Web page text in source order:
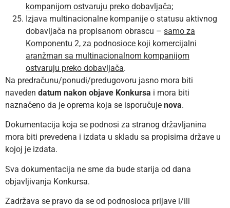
kompanijom ostvaruju preko dobavljača;
Izjava multinacionalne kompanije o statusu aktivnog
dobavljača na propisanom obrascu – samo za
Komponentu 2, za podnosioce koji komercijalni
aranžman sa multinacionalnom kompanijom
ostvaruju preko dobavljača.
Na predračunu/ponudi/predugovoru jasno mora biti
naveden datum nakon objave Konkursa i mora biti
naznačeno da je oprema koja se isporučuje nova.
Dokumentacija koja se podnosi za stranog državljanina
mora biti prevedena i izdata u skladu sa propisima države u
kojoj je izdata.
Sva dokumentacija ne sme da bude starija od dana
objavljivanja Konkursa.
Zadržava se pravo da se od podnosioca prijave i/ili